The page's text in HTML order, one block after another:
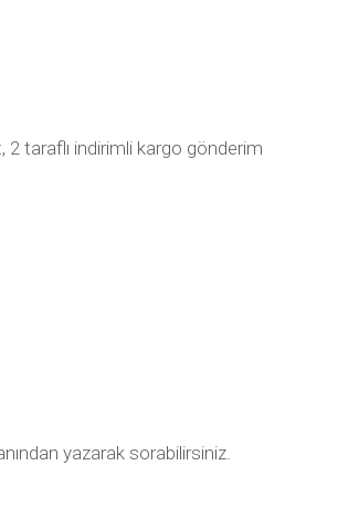
taraflı indirimli kargo gönderim
yazarak sorabilirsiniz.